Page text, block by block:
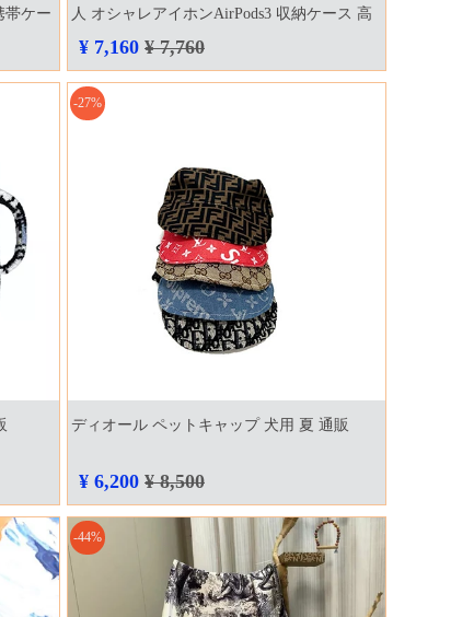
帯ケー
人 オシャレアイホンAirPods3 収納ケース 高
品質
¥ 7,160 ¥ 7,760
-27%
ディオール ペットキャップ 犬用 夏 通販
¥ 6,200 ¥ 8,500
-44%